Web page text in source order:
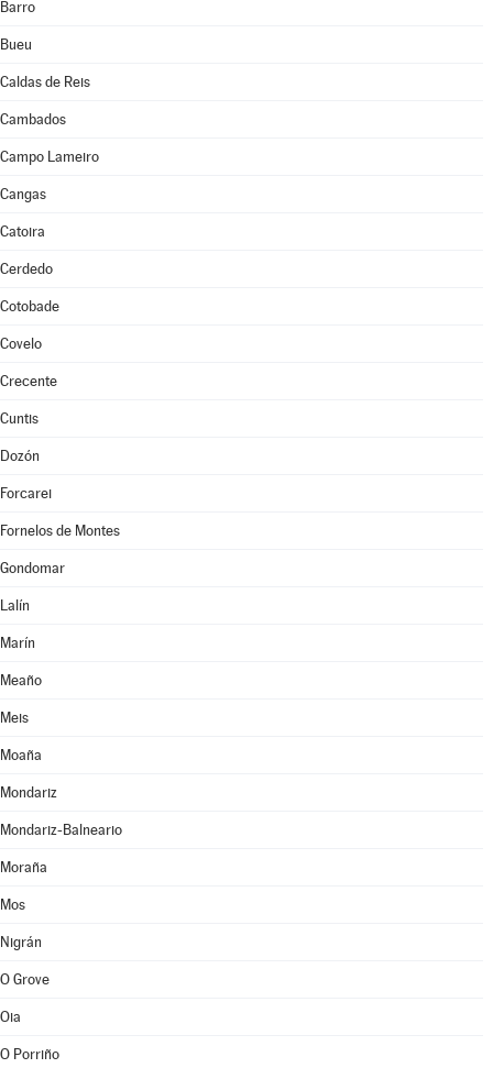
Barro
Bueu
Caldas de Reis
Cambados
Campo Lameiro
Cangas
Catoira
Cerdedo
Cotobade
Covelo
Crecente
Cuntis
Dozón
Forcarei
Fornelos de Montes
Gondomar
Lalín
Marín
Meaño
Meis
Moaña
Mondariz
Mondariz-Balneario
Moraña
Mos
Nigrán
O Grove
Oia
O Porriño